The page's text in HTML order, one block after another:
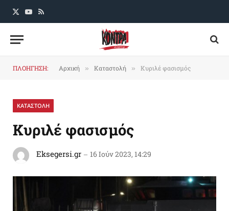
X
YouTube
RSS
ΠΛΟΗΓΗΣΗ: Αρχική » Καταστολή » Κυριλέ φασισμός
ΚΑΤΑΣΤΟΛΗ
Κυριλέ φασισμός
Eksegersi.gr 16 Ιούν 2023, 14:29